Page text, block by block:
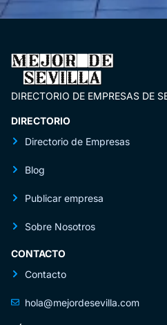
DIRECTORIO DE EMPRESAS DE
DIRECTORIO
Directorio de Empresas
Blog
Publicar empresa
Sobre Nosotros
CONTACTO
Contacto
hola@mejordesevilla.com